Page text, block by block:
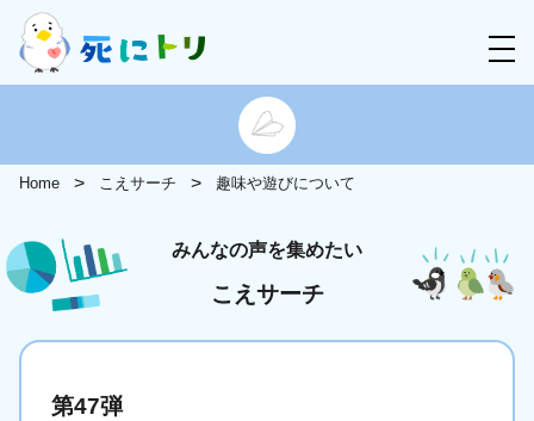
Home こえサーチ 趣味や遊びについて
みんなの声を集めたい
こえサーチ
第47弾